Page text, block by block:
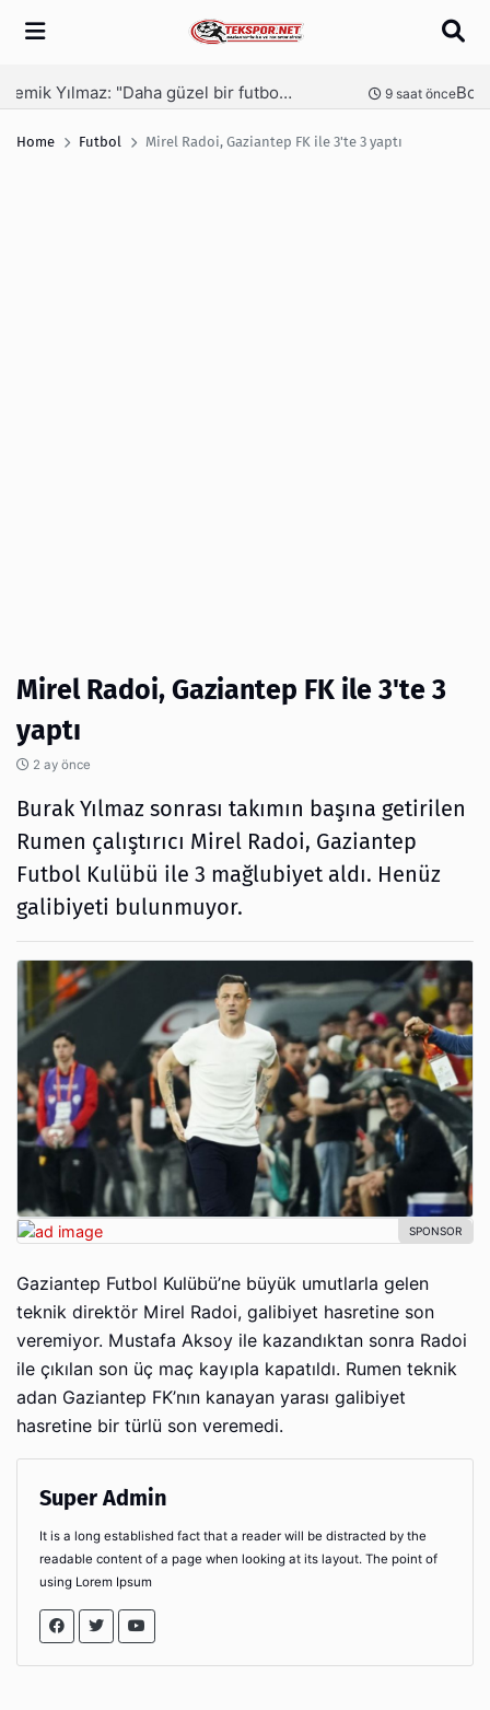
Arama 9 saat önce
Home Futbol Mirel Radoi, Gaziantep FK ile 3'te 3 yaptı
Mirel Radoi, Gaziantep FK ile 3'te 3
yaptı
2 ay önce
Burak Yılmaz sonrası takımın başına getirilen
Rumen çalıştırıcı Mirel Radoi, Gaziantep
Futbol Kulübü ile 3 mağlubiyet aldı. Henüz
galibiyeti bulunmuyor.
Gaziantep Futbol Kulübü’ne büyük umutlarla gelen
teknik direktör Mirel Radoi, galibiyet hasretine son
veremiyor. Mustafa Aksoy ile kazandıktan sonra Radoi
ile çıkılan son üç maç kayıpla kapatıldı. Rumen teknik
adan Gaziantep FK’nın kanayan yarası galibiyet
hasretine bir türlü son veremedi.
Super Admin
It is a long established fact that a reader will be distracted by the
readable content of a page when looking at its layout. The point of
using Lorem Ipsum